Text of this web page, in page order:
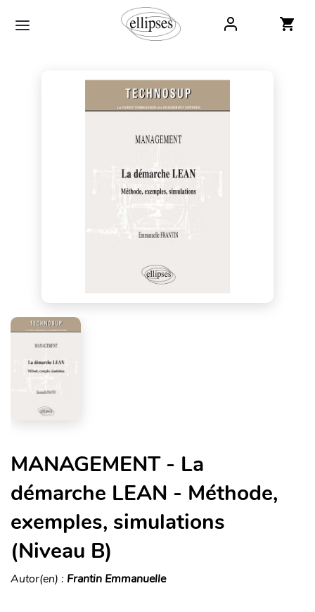
MANAGEMENT - La
démarche LEAN - Méthode,
exemples, simulations
(Niveau B)
Autor(en) : Frantin Emmanuelle